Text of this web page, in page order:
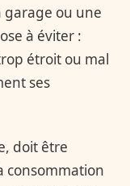
garage ou une
à éviter :
étroit ou mal
ses
doit être
consommation